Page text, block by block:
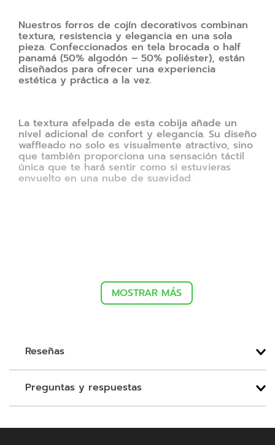
Nuestros forros de cojín decorativos combinan
textura, resistencia y elegancia en una sola
pieza. Confeccionados en tela brocada o half
panamá (50% algodón – 50% poliéster), están
diseñados para ofrecer una experiencia
estética y práctica a la vez.
La textura afelpada de esta cobija añade un
nivel adicional de confort y elegancia. Su diseño
waffleado no solo es visualmente atractivo, sino
que también proporciona una sensación táctil
única que te hará sentir como si estuvieras
envuelto en una nube de suavidad.
MOSTRAR MÁS
Reseñas
Preguntas y respuestas